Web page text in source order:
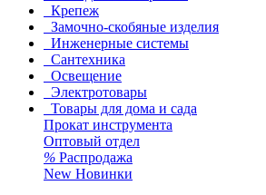
Крепеж
Замочно-скобяные изделия
Инженерные системы
Сантехника
Освещение
Электротовары
Товары для дома и сада
Прокат инструмента
Оптовый отдел
% Распродажа
New Новинки